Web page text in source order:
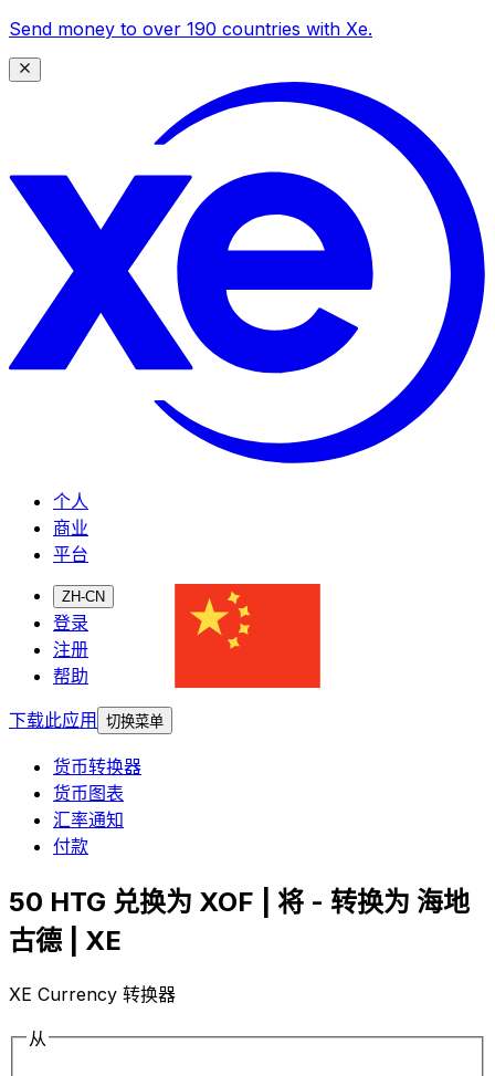
Send money to over 190 countries with Xe.
个人
商业
平台
ZH-CN
登录
注册
帮助
下载此应用
切换菜单
货币转换器
货币图表
汇率通知
付款
50 HTG 兑换为 XOF | 将 - 转换为 海地
古德 | XE
XE Currency 转换器
从